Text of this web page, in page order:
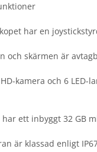
har en
och skärmen är
kamera och 6
ett inbyggt 32 GB
är klassad enligt